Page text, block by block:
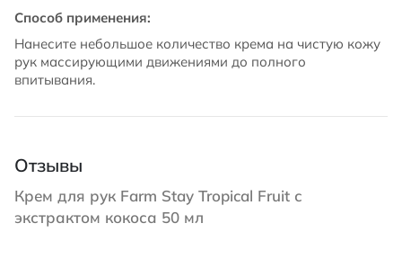
Способ применения:
Нанесите небольшое количество крема на чистую кожу
рук массирующими движениями до полного
впитывания.
Отзывы
Крем для рук Farm Stay Tropical Fruit с
экстрактом кокоса 50 мл